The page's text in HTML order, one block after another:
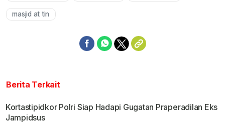
masjid at tin
Berita Terkait
Kortastipidkor Polri Siap Hadapi Gugatan Praperadilan Eks
Jampidsus